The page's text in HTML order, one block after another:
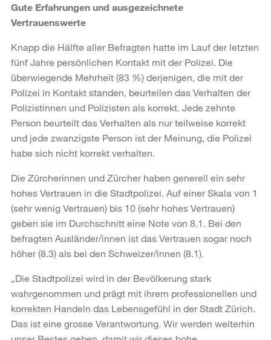
Gute Erfahrungen und ausgezeichnete
Vertrauenswerte
Knapp die Hälfte aller Befragten hatte im Lauf der letzten
fünf Jahre persönlichen Kontakt mit der Polizei. Die
überwiegende Mehrheit (83 %) derjenigen, die mit der
Polizei in Kontakt standen, beurteilen das Verhalten der
Polizistinnen und Polizisten als korrekt. Jede zehnte
Person beurteilt das Verhalten als nur teilweise korrekt
und jede zwanzigste Person ist der Meinung, die Polizei
habe sich nicht korrekt verhalten.
Die Zürcherinnen und Zürcher haben generell ein sehr
hohes Vertrauen in die Stadtpolizei. Auf einer Skala von 1
(sehr wenig Vertrauen) bis 10 (sehr hohes Vertrauen)
geben sie im Durchschnitt eine Note von 8.1. Bei den
befragten Ausländer/innen ist das Vertrauen sogar noch
höher (8.3) als bei den Schweizer/innen (8.1).
„Die Stadtpolizei wird in der Bevölkerung stark
wahrgenommen und prägt mit ihrem professionellen und
korrekten Handeln das Lebensgefühl in der Stadt Zürich.
Das ist eine grosse Verantwortung. Wir werden weiterhin